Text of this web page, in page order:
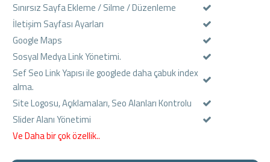
Sınırsız Sayfa Ekleme / Silme / Düzenleme
İletişim Sayfası Ayarları
Google Maps
Sosyal Medya Link Yönetimi.
Sef Seo Link Yapısı ile googlede daha çabuk index
alma.
Site Logosu, Açıklamaları, Seo Alanları Kontrolu
Slider Alanı Yönetimi
Ve Daha bir çok özellik..